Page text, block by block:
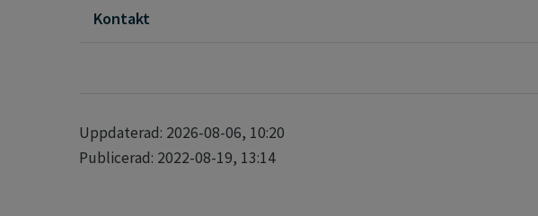
Kontakt
Uppdaterad: 2026-08-06, 10:20
Publicerad: 2022-08-19, 13:14